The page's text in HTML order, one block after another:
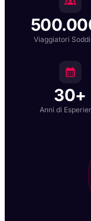
Viaggiatori
30+
Anni di